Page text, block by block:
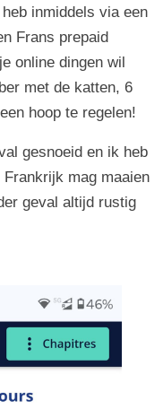
inmiddels via een
Frans prepaid
online dingen wil
met de katten, 6
hoop te regelen!
gesnoeid en ik heb
mag maaien
geval altijd rustig